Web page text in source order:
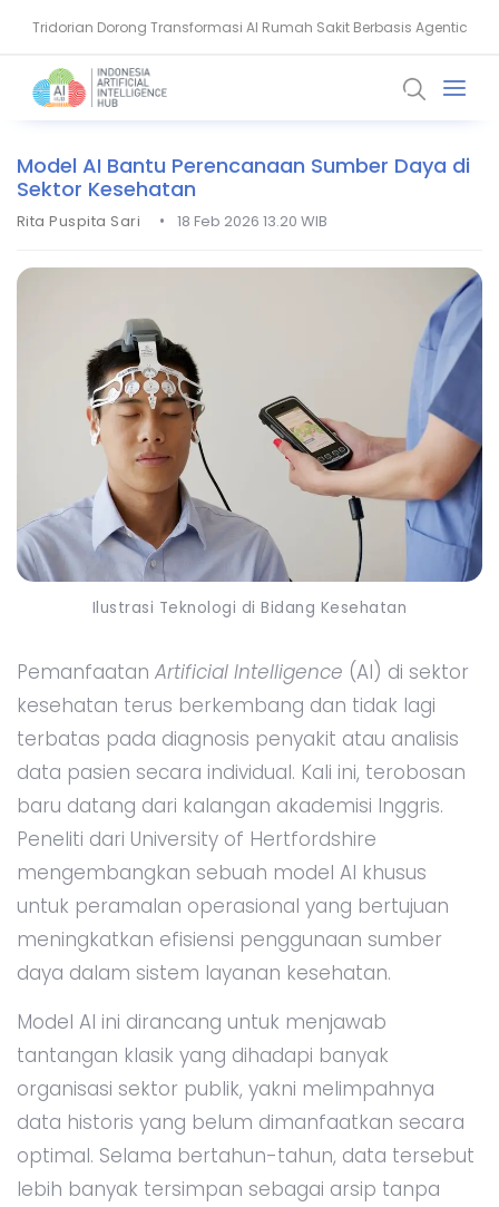
Tridorian Dorong Transformasi AI Rumah Sakit Berbasis Agentic
AI Pangkas Penemuan Obat Jadi Setahun, China Melesat
Model AI Bantu Perencanaan Sumber Daya di
Sektor Kesehatan
Rita Puspita Sari • 18 Feb 2026 13.20 WIB
Ilustrasi Teknologi di Bidang Kesehatan
Pemanfaatan Artificial Intelligence (AI) di sektor
kesehatan terus berkembang dan tidak lagi
terbatas pada diagnosis penyakit atau analisis
data pasien secara individual. Kali ini, terobosan
baru datang dari kalangan akademisi Inggris.
Peneliti dari University of Hertfordshire
mengembangkan sebuah model AI khusus
untuk peramalan operasional yang bertujuan
meningkatkan efisiensi penggunaan sumber
daya dalam sistem layanan kesehatan.
Model AI ini dirancang untuk menjawab
tantangan klasik yang dihadapi banyak
organisasi sektor publik, yakni melimpahnya
data historis yang belum dimanfaatkan secara
optimal. Selama bertahun-tahun, data tersebut
lebih banyak tersimpan sebagai arsip tanpa